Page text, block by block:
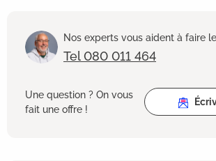
Nos experts vous aident à faire
Tel 080 011 464
Une question ? On vous
fait une offre !